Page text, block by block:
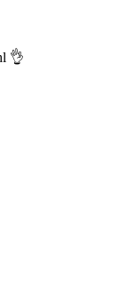
👌